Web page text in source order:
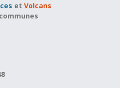
etVolcans